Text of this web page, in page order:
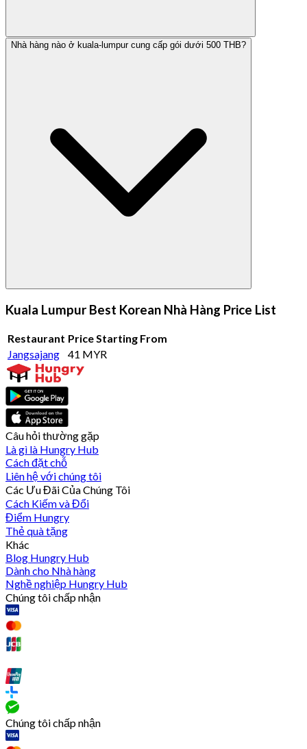
Nhà hàng nào ở kuala-lumpur cung cấp gói dưới 500 THB?
Kuala Lumpur Best Korean Nhà Hàng Price List
Restaurant Price Starting From
Jangsajang
41 MYR
Câu hỏi thường gặp
Là gì là Hungry Hub
Cách đặt chỗ
Liên hệ với chúng tôi
Các Ưu Đãi Của Chúng Tôi
Cách Kiếm và Đổi
Điểm Hungry
Thẻ quà tặng
Khác
Blog Hungry Hub
Dành cho Nhà hàng
Nghề nghiệp Hungry Hub
Chúng tôi chấp nhận
Chúng tôi chấp nhận